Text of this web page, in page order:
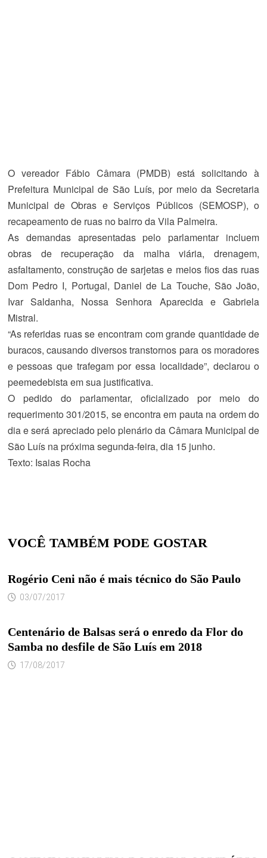
O vereador Fábio Câmara (PMDB) está solicitando à
Prefeitura Municipal de São Luís, por meio da Secretaria
Municipal de Obras e Serviços Públicos (SEMOSP), o
recapeamento de ruas no bairro da Vila Palmeira.
As demandas apresentadas pelo parlamentar incluem
obras de recuperação da malha viária, drenagem,
asfaltamento, construção de sarjetas e meios fios das ruas
Dom Pedro I, Portugal, Daniel de La Touche, São João,
Ivar Saldanha, Nossa Senhora Aparecida e Gabriela
Mistral.
“As referidas ruas se encontram com grande quantidade de
buracos, causando diversos transtornos para os moradores
e pessoas que trafegam por essa localidade”, declarou o
peemedebista em sua justificativa.
O pedido do parlamentar, oficializado por meio do
requerimento 301/2015, se encontra em pauta na ordem do
dia e será apreciado pelo plenário da Câmara Municipal de
São Luís na próxima segunda-feira, dia 15 junho.
Texto: Isaias Rocha
VOCÊ TAMBÉM PODE GOSTAR
Rogério Ceni não é mais técnico do São Paulo
03/07/2017
Centenário de Balsas será o enredo da Flor do
Samba no desfile de São Luís em 2018
17/08/2017